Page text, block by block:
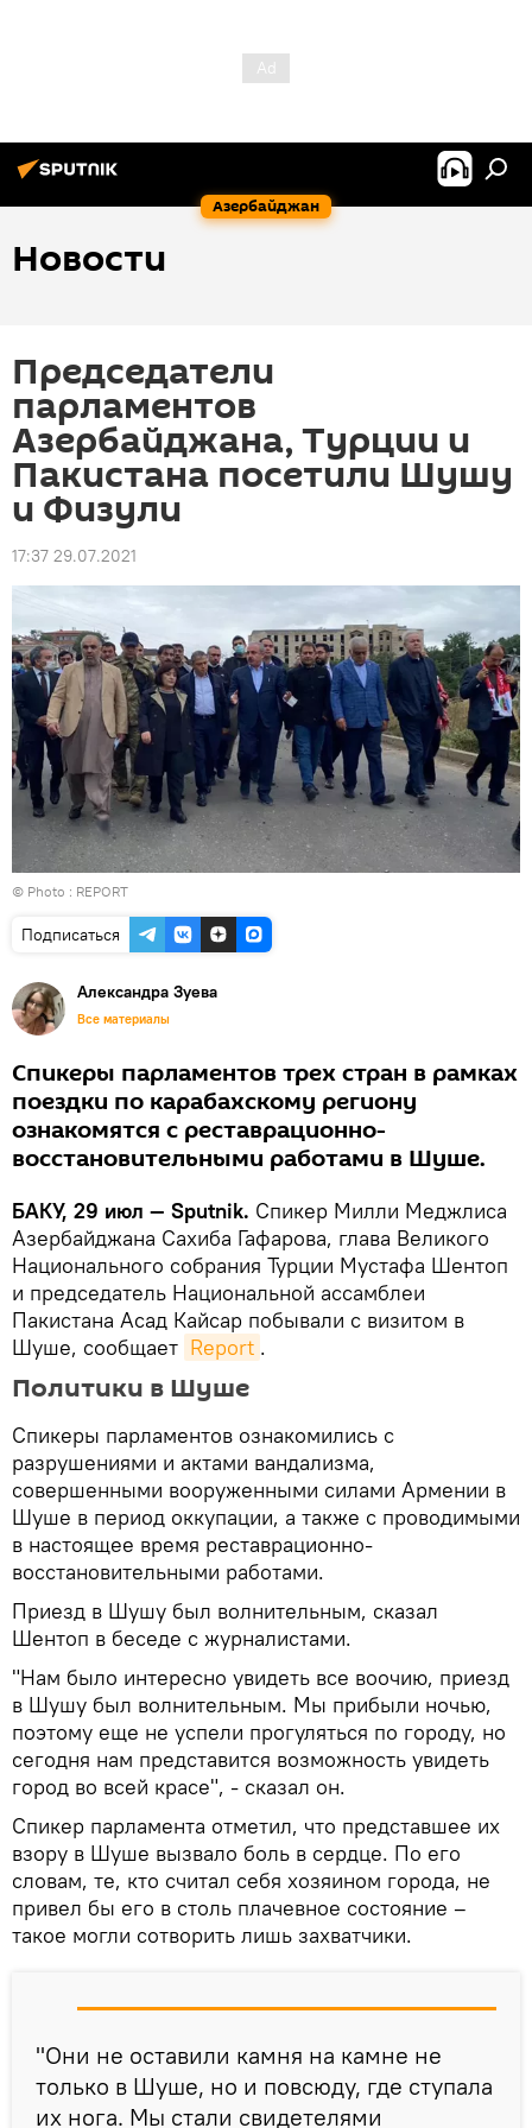
Азербайджан
Новости
Председатели
парламентов
Азербайджана, Турции и
Пакистана посетили Шушу
и Физули
17:37 29.07.2021
© Photo : REPORT
Подписаться
Александра Зуева
Все материалы
Спикеры парламентов трех стран в рамках
поездки по карабахскому региону
ознакомятся с реставрационно-
восстановительными работами в Шуше.
БАКУ, 29 июл — Sputnik. Спикер Милли Меджлиса
Азербайджана Сахиба Гафарова, глава Великого
Национального собрания Турции Мустафа Шентоп
и председатель Национальной ассамблеи
Пакистана Асад Кайсар побывали с визитом в
Шуше, сообщает Report .
Политики в Шуше
Спикеры парламентов ознакомились с
разрушениями и актами вандализма,
совершенными вооруженными силами Армении в
Шуше в период оккупации, а также с проводимыми
в настоящее время реставрационно-
восстановительными работами.
Приезд в Шушу был волнительным, сказал
Шентоп в беседе с журналистами.
"Нам было интересно увидеть все воочию, приезд
в Шушу был волнительным. Мы прибыли ночью,
поэтому еще не успели прогуляться по городу, но
сегодня нам представится возможность увидеть
город во всей красе", - сказал он.
Спикер парламента отметил, что представшее их
взору в Шуше вызвало боль в сердце. По его
словам, те, кто считал себя хозяином города, не
привел бы его в столь плачевное состояние –
такое могли сотворить лишь захватчики.
"Они не оставили камня на камне не
только в Шуше, но и повсюду, где ступала
их нога. Мы стали свидетелями